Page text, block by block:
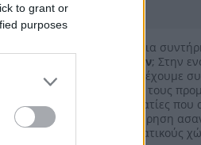
to grant or
purposes
Ψάχνεις για
Κυκλάδων; Στην
έχουμε
εταιρείες, τους
επαγγελματίες
και συντήρηση
επαγγελματικούς